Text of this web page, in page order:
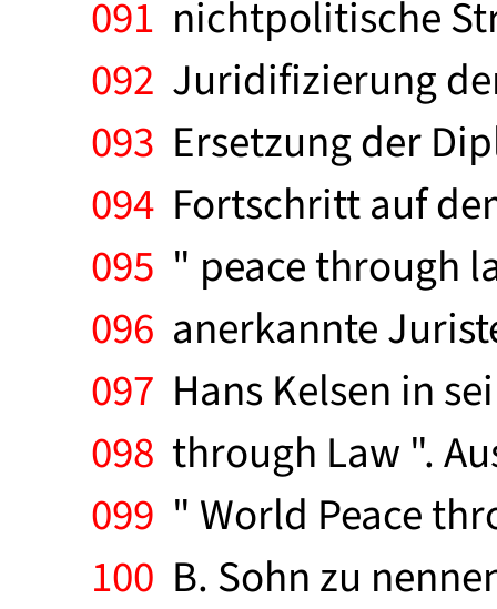
091 nichtpolitische
092 Juridifizierung
093 Ersetzung der
094 Fortschritt auf
095 " peace through
096 anerkannte
097 Hans Kelsen in
098 through Law ".
099 " World Peace
100 B. Sohn zu